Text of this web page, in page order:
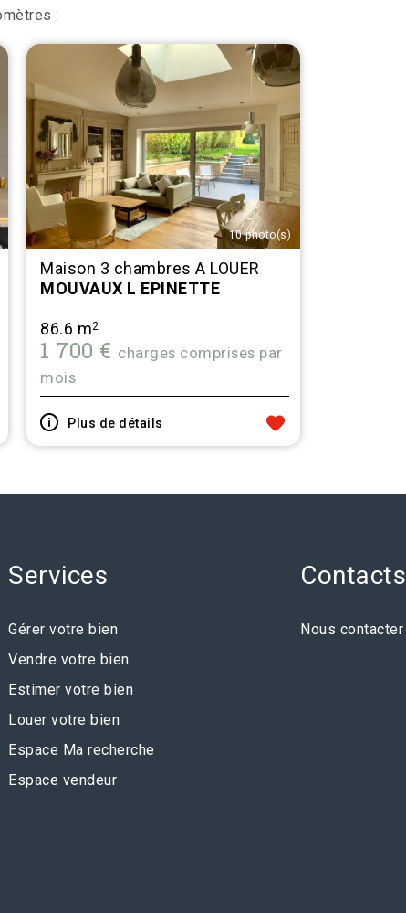
:
10 photo(s)
Maison 3 chambres A LOUER
MOUVAUX L EPINETTE
86.6 m2
1 700 € charges comprises par
mois
Plus de détails
Services
Gérer votre bien
Vendre votre bien
Estimer votre bien
Louer votre bien
Espace Ma recherche
Espace vendeur
Contacts
Nous contacter